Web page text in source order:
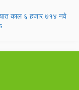
काल ६ हजार ७१४ नवे